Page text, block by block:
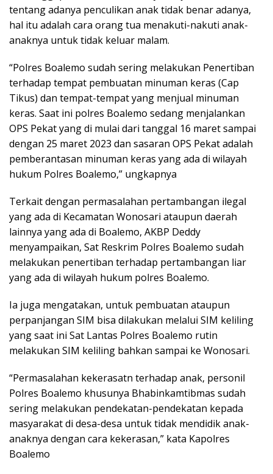
tentang adanya penculikan anak tidak benar adanya,
hal itu adalah cara orang tua menakuti-nakuti anak-
anaknya untuk tidak keluar malam.
“Polres Boalemo sudah sering melakukan Penertiban
terhadap tempat pembuatan minuman keras (Cap
Tikus) dan tempat-tempat yang menjual minuman
keras. Saat ini polres Boalemo sedang menjalankan
OPS Pekat yang di mulai dari tanggal 16 maret sampai
dengan 25 maret 2023 dan sasaran OPS Pekat adalah
pemberantasan minuman keras yang ada di wilayah
hukum Polres Boalemo,” ungkapnya
Terkait dengan permasalahan pertambangan ilegal
yang ada di Kecamatan Wonosari ataupun daerah
lainnya yang ada di Boalemo, AKBP Deddy
menyampaikan, Sat Reskrim Polres Boalemo sudah
melakukan penertiban terhadap pertambangan liar
yang ada di wilayah hukum polres Boalemo.
Ia juga mengatakan, untuk pembuatan ataupun
perpanjangan SIM bisa dilakukan melalui SIM keliling
yang saat ini Sat Lantas Polres Boalemo rutin
melakukan SIM keliling bahkan sampai ke Wonosari.
“Permasalahan kekerasatn terhadap anak, personil
Polres Boalemo khusunya Bhabinkamtibmas sudah
sering melakukan pendekatan-pendekatan kepada
masyarakat di desa-desa untuk tidak mendidik anak-
anaknya dengan cara kekerasan,” kata Kapolres
Boalemo